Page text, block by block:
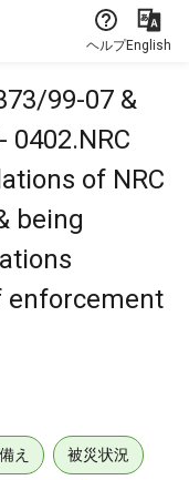
ヘルプEnglish
99-07 &
0402.NRC
of NRC
being
enforcement
え 被災状況